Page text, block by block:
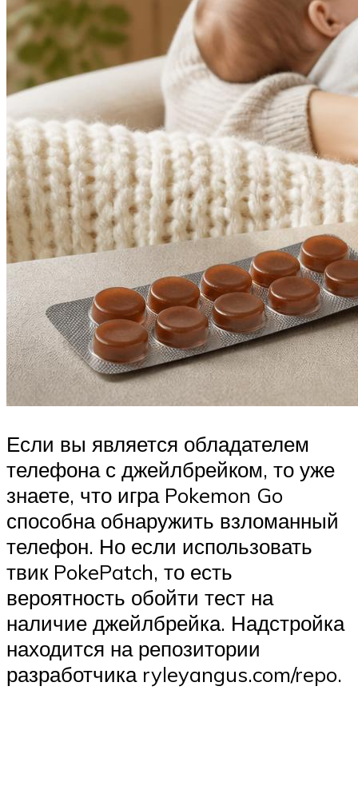
Если вы является обладателем
телефона с джейлбрейком, то уже
знаете, что игра Pokemon Go
способна обнаружить взломанный
телефон. Но если использовать
твик PokePatch, то есть
вероятность обойти тест на
наличие джейлбрейка. Надстройка
находится на репозитории
разработчика ryleyangus.com/repo.